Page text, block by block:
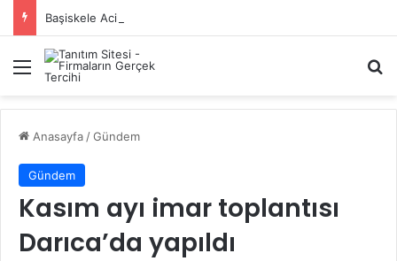
Başiskele Acil Çilingir Hizmeti İçin Doğru Adres Neresi?
Menü
Anasayfa /Gündem
Gündem
Kasım ayı imar toplantısı
Darıca’da yapıldı